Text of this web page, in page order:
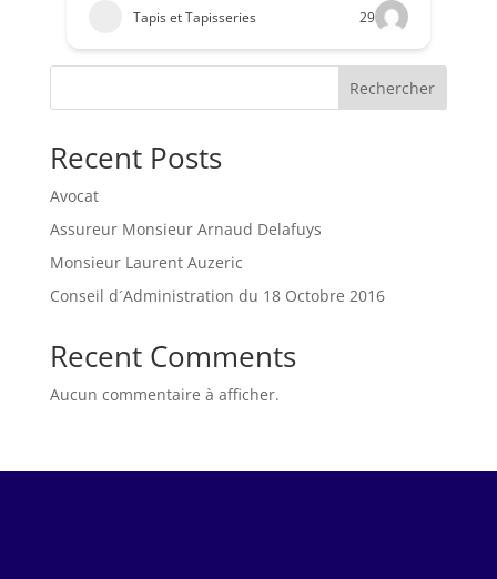
Tapis et Tapisseries 29
Rechercher
Recent Posts
Avocat
Assureur Monsieur Arnaud Delafuys
Monsieur Laurent Auzeric
Conseil d´Administration du 18 Octobre 2016
Recent Comments
Aucun commentaire à afficher.